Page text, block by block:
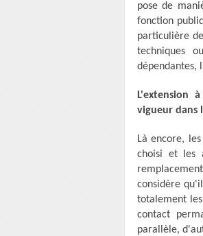
pose de
fonction
particulière
techniques
dépendantes,
L'extension
vigueur dans
Là encore,
choisi et les
considère
totalement
contact
parallèle,